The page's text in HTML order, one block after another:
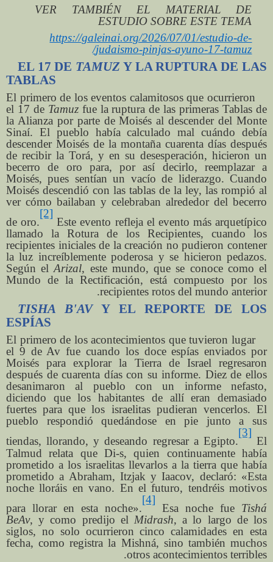
VER TAMBIÉN EL MATERIAL DE
ESTUDIO SOBRE ESTE TEMA
https://galeinai.org/2026/07/01/estudio-de-
judaismo-pinjas-ayuno-17-tamuz/
EL 17 DE TAMUZ Y LA RUPTURA DE LAS
TABLAS
El primero de los eventos calamitosos que ocurrieron
el 17 de Tamuzfue la ruptura de las primeras Tablas de
la Alianza por parte de Moisés al descender del Monte
Sinaí. El pueblo había calculado mal cuándo debía
descender Moisés de la montaña cuarenta días después
de recibir la Torá, y en su desesperación, hicieron un
becerro de oro para, por así decirlo, reemplazar a
Moisés, pues sentían un vacío de liderazgo. Cuando
Moisés descendió con las tablas de la ley, las rompió al
ver cómo bailaban y celebraban alrededor del becerro
de oro.
[2]
Este evento refleja el evento más arquetípico
llamado la Rotura de los Recipientes, cuando los
recipientes iniciales de la creación no pudieron contener
la luz increíblemente poderosa y se hicieron pedazos.
Según elArizal, este mundo, que se conoce como el
Mundo de la Rectificación, está compuesto por los
recipientes rotos del mundo anterior.
TISHA B'AVY EL REPORTE DE LOS
ESPÍAS
El primero de los acontecimientos que tuvieron lugar
el 9 de Av fue cuando los doce espías enviados por
Moisés para explorar la Tierra de Israel regresaron
después de cuarenta días con su informe. Diez de ellos
desanimaron al pueblo con un informe nefasto,
diciendo que los habitantes de allí eran demasiado
fuertes para que los israelitas pudieran vencerlos. El
pueblo respondió quedándose en pie junto a sus
tiendas, llorando, y deseando regresar a Egipto.
[3]
El
Talmud relata que Di-s, quien continuamente había
prometido a los israelitas llevarlos a la tierra que había
prometido a Abraham, Itzjak y Iaacov, declaró: «Esta
noche lloráis en vano. En el futuro, tendréis motivos
para llorar en esta noche».
[4]
Esa noche fue Tishá
BeAv, y como predijo el Midrash, a lo largo de los
siglos, no solo ocurrieron cinco calamidades en esta
fecha, como registra la Mishná, sino también muchos
otros acontecimientos terribles.